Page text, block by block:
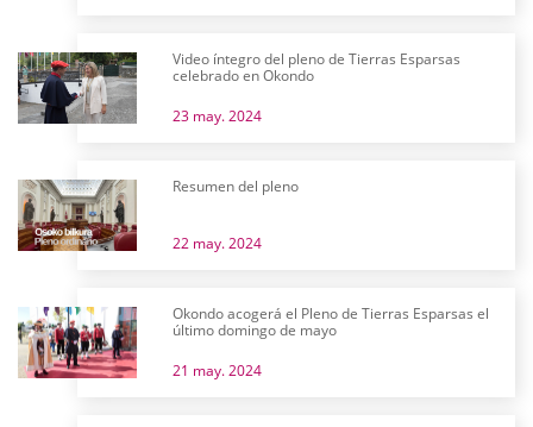
Video íntegro del pleno de Tierras Esparsas
celebrado en Okondo
23 may. 2024
Resumen del pleno
22 may. 2024
Okondo acogerá el Pleno de Tierras Esparsas el
último domingo de mayo
21 may. 2024